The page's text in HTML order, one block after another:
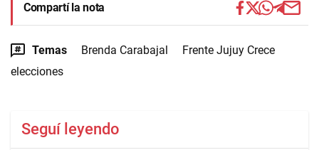
Compartí la nota
Temas Brenda Carabajal
Frente Jujuy Crece
elecciones
Seguí leyendo